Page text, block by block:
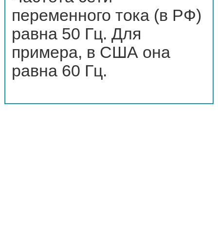
переменного тока (в РФ)
равна 50 Гц. Для
примера, в США она
равна 60 Гц.